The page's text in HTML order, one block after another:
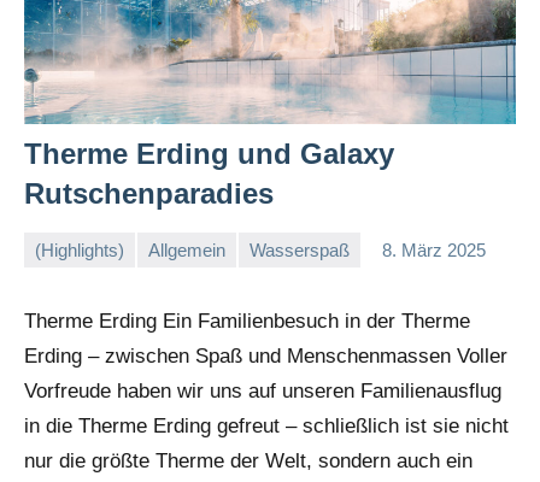
Therme Erding und Galaxy
Rutschenparadies
(Highlights) Allgemein Wasserspaß 8. März 2025
Stephi
Keine
Therme Erding Ein Familienbesuch in der Therme
Erding – zwischen Spaß und Menschenmassen Voller
Vorfreude haben wir uns auf unseren Familienausflug
in die Therme Erding gefreut – schließlich ist sie nicht
nur die größte Therme der Welt, sondern auch ein